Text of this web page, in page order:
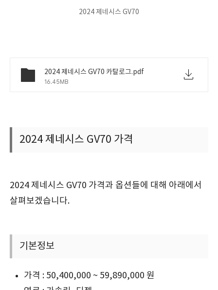
2024 제네시스 GV70
2024 제네시스 GV70 카탈로그.pdf
16.45MB
2024 제네시스 GV70 가격
2024 제네시스 GV70 가격과 옵션들에 대해 아래에서
살펴보겠습니다.
기본정보
가격 : 50,400,000 ~ 59,890,000 원